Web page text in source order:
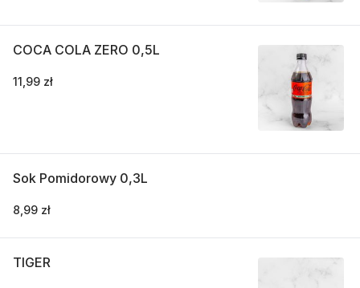
COCA COLA ZERO 0,5L
11,99 zł
Sok Pomidorowy 0,3L
8,99 zł
TIGER